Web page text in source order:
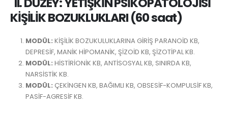
KİŞİLİK BOZUKLUKLARI (60 saat)
MODÜL: KİŞİLİK BOZUKULUKLARINA GİRİŞ PARANOİD KB,
DEPRESİF, MANİK HİPOMANİK, ŞİZOİD KB, ŞİZOTİPAL KB.
MODÜL: HİSTİRİONİK KB, ANTİSOSYAL KB, SINIRDA KB,
NARSİSTİK KB.
MODÜL: ÇEKİNGEN KB, BAĞIMLI KB, OBSESİF-KOMPULSİF KB,
PASİF-AGRESİF KB.